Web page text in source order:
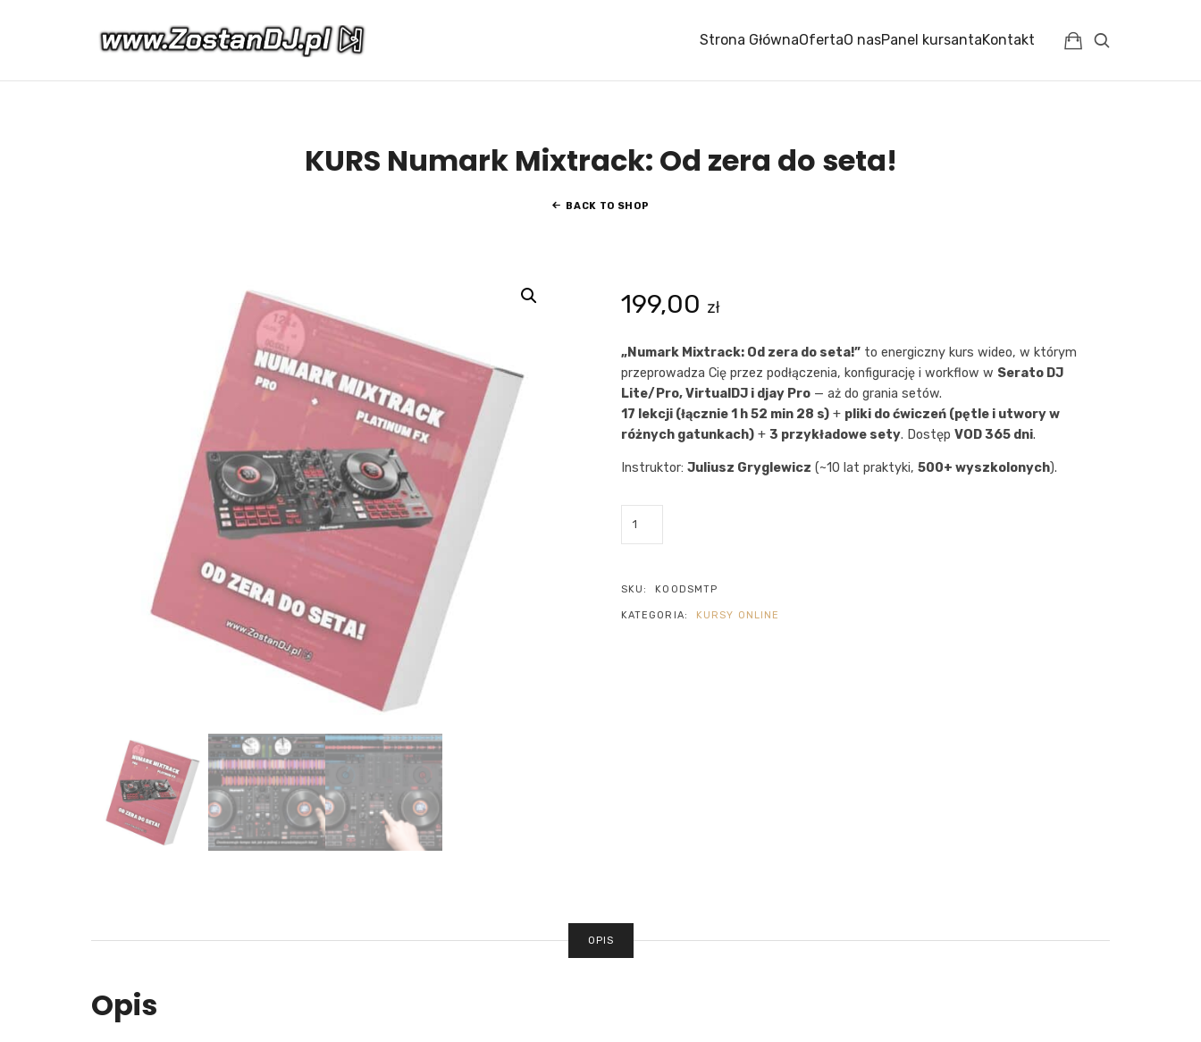
Strona GłównaOfertaO nasPanel kursantaKontakt
KURS Numark Mixtrack: Od zera do seta!
BACK TO SHOP
199,00 zł
„Numark Mixtrack: Od zera do seta!”to energiczny kurs wideo, w którym
przeprowadza Cię przez podłączenia, konfigurację i workflow w Serato DJ
Lite/Pro, VirtualDJ i djay Pro— aż do grania setów.
17 lekcji (łącznie 1 h 52 min 28 s)+ pliki do ćwiczeń (pętle i utwory w
różnych gatunkach)+ 3 przykładowe sety. Dostęp VOD 365 dni.
Instruktor: Juliusz Gryglewicz (~10 lat praktyki, 500+ wyszkolonych).
SKU: KO0DSMTP
KATEGORIA: KURSY ONLINE
OPIS
Opis